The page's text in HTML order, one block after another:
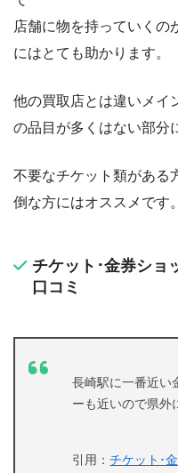
店舗に物を持っていくの
にはとても助かります。
他の買取店とは違いメイ
の品目が多くはない部分
不要なチケット類がある
倒な方にはオススメです。
チケット･金券ショ
口コミ
長崎駅に一番近い
ーも近いので県外
引用：チケット･